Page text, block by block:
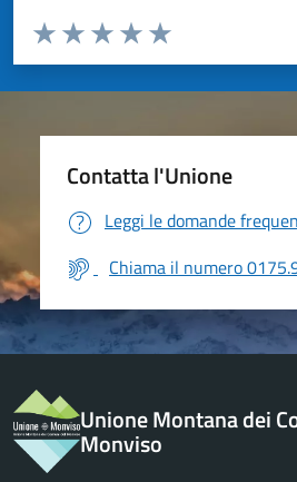
Valuta da 1 a 5 stelle la pagina
Valuta 5 stelle su 5
Valuta 4 stelle su 5
Valuta 3 stelle su 5
Valuta 2 stelle su 5
Valuta 1 stelle su 5
Contatta l'Unione
Leggi le domande
Chiama il numero
Unione Montana dei
Monviso